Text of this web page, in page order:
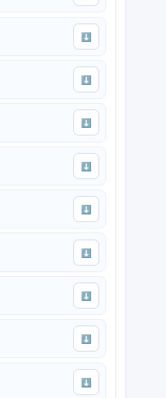
⬇
⬇
⬇
⬇
⬇
⬇
⬇
⬇
⬇